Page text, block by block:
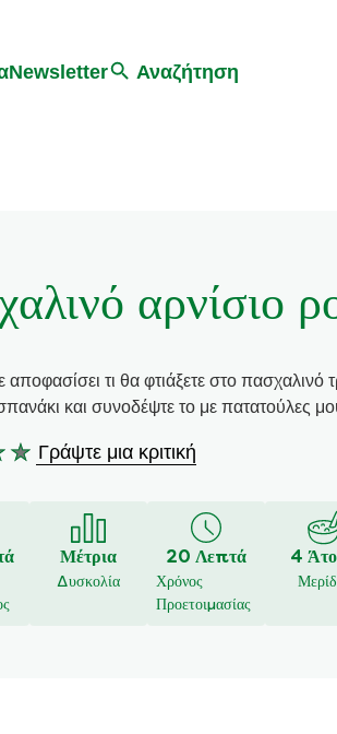
Newsletter Αναζήτηση
αρνίσιο
αποφασίσει τι θα φτιάξετε στο πασχαλινό
και συνοδέψτε το με πατατούλες
Γράψτε μια κριτική
Μέτρια
Δυσκολία
20 Λεπτά
Χρόνος
Προετοιμασίας
4